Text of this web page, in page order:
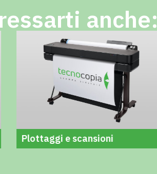
anche:
Plottaggi e scansioni